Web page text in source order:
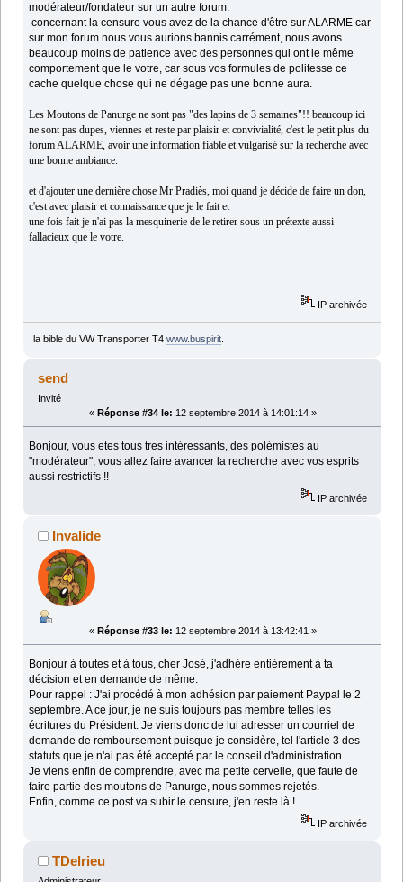
modérateur/fondateur sur un autre forum.
concernant la censure vous avez de la chance d'être sur ALARME car
sur mon forum nous vous aurions bannis carrément, nous avons
beaucoup moins de patience avec des personnes qui ont le même
comportement que le votre, car sous vos formules de politesse ce
cache quelque chose qui ne dégage pas une bonne aura.
Les Moutons de Panurge ne sont pas "des lapins de 3 semaines"!! beaucoup ici
ne sont pas dupes, viennes et reste par plaisir et convivialité, c'est le petit plus du
forum ALARME, avoir une information fiable et vulgarisé sur la recherche avec
une bonne ambiance.
et d'ajouter une dernière chose Mr Pradiès, moi quand je décide de faire un don,
c'est avec plaisir et connaissance que je le fait et
une fois fait je n'ai pas la mesquinerie de le retirer sous un prétexte aussi
fallacieux que le votre.
IP archivée
la bible du VW Transporter T4 www.buspirit.
send
Invité
« Réponse #34 le: 12 septembre 2014 à 14:01:14 »
Bonjour, vous etes tous tres intéressants, des polémistes au
"modérateur", vous allez faire avancer la recherche avec vos esprits
aussi restrictifs !!
IP archivée
Invalide
« Réponse #33 le: 12 septembre 2014 à 13:42:41 »
Bonjour à toutes et à tous, cher José, j'adhère entièrement à ta
décision et en demande de même.
Pour rappel : J'ai procédé à mon adhésion par paiement Paypal le 2
septembre. A ce jour, je ne suis toujours pas membre telles les
écritures du Président. Je viens donc de lui adresser un courriel de
demande de remboursement puisque je considère, tel l'article 3 des
statuts que je n'ai pas été accepté par le conseil d'administration.
Je viens enfin de comprendre, avec ma petite cervelle, que faute de
faire partie des moutons de Panurge, nous sommes rejetés.
Enfin, comme ce post va subir le censure, j'en reste là !
IP archivée
TDelrieu